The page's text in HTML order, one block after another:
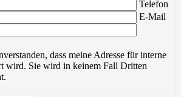
Bitte lasse
Telefon
Bitte lasse
E-Mail
dass meine Adresse für interne
wird. Sie wird in keinem Fall Dritten